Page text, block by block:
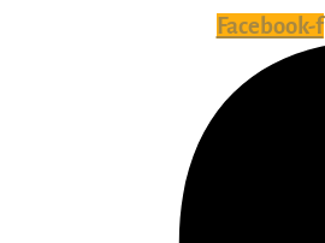
Facebook-f